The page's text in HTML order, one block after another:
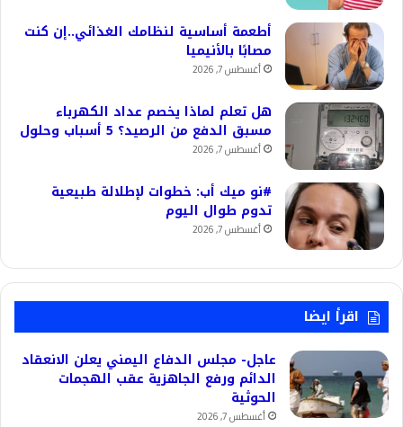
أطعمة أساسية لنظامك الغذائي..إن كنت
مصابًا بالأنيميا
أغسطس 7, 2026
هل تعلم لماذا يخصم عداد الكهرباء
مسبق الدفع من الرصيد؟ 5 أسباب وحلول
أغسطس 7, 2026
#نو ميك أب: خطوات لإطلالة طبيعية
تدوم طوال اليوم
أغسطس 7, 2026
اقرأ ايضا
عاجل- مجلس الدفاع اليمني يعلن الانعقاد
الدائم ورفع الجاهزية عقب الهجمات
الحوثية
أغسطس 7, 2026